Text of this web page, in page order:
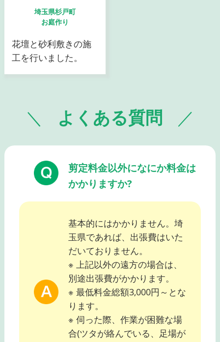
埼玉県杉戸町
お庭作り
花壇と砂利敷きの施
工を行いました。
よくある質問
剪定料金以外になにか料金は
かかりますか?
基本的にはかかりません。埼
玉県であれば、出張費はいた
だいておりません。
※ 上記以外の遠方の場合は、
別途出張費がかかります。
※ 最低料金総額3,000円～とな
ります。
※ 伺った際、作業が困難な場
合(ツタが絡んでいる、足場が